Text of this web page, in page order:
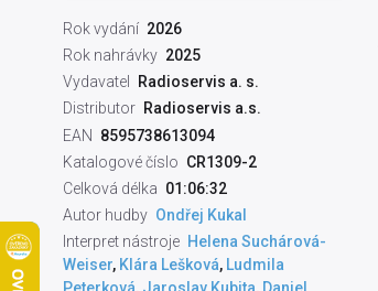
Rok vydání 2026
Rok nahrávky 2025
Vydavatel
Radioservis a. s.
Distributor Radioservis a.s.
EAN 8595738613094
Katalogové číslo CR1309-2
Celková délka 01:06:32
Autor hudby Ondřej Kukal
Interpret nástroje Helena Suchárová-
Weiser, Klára Lešková, Ludmila